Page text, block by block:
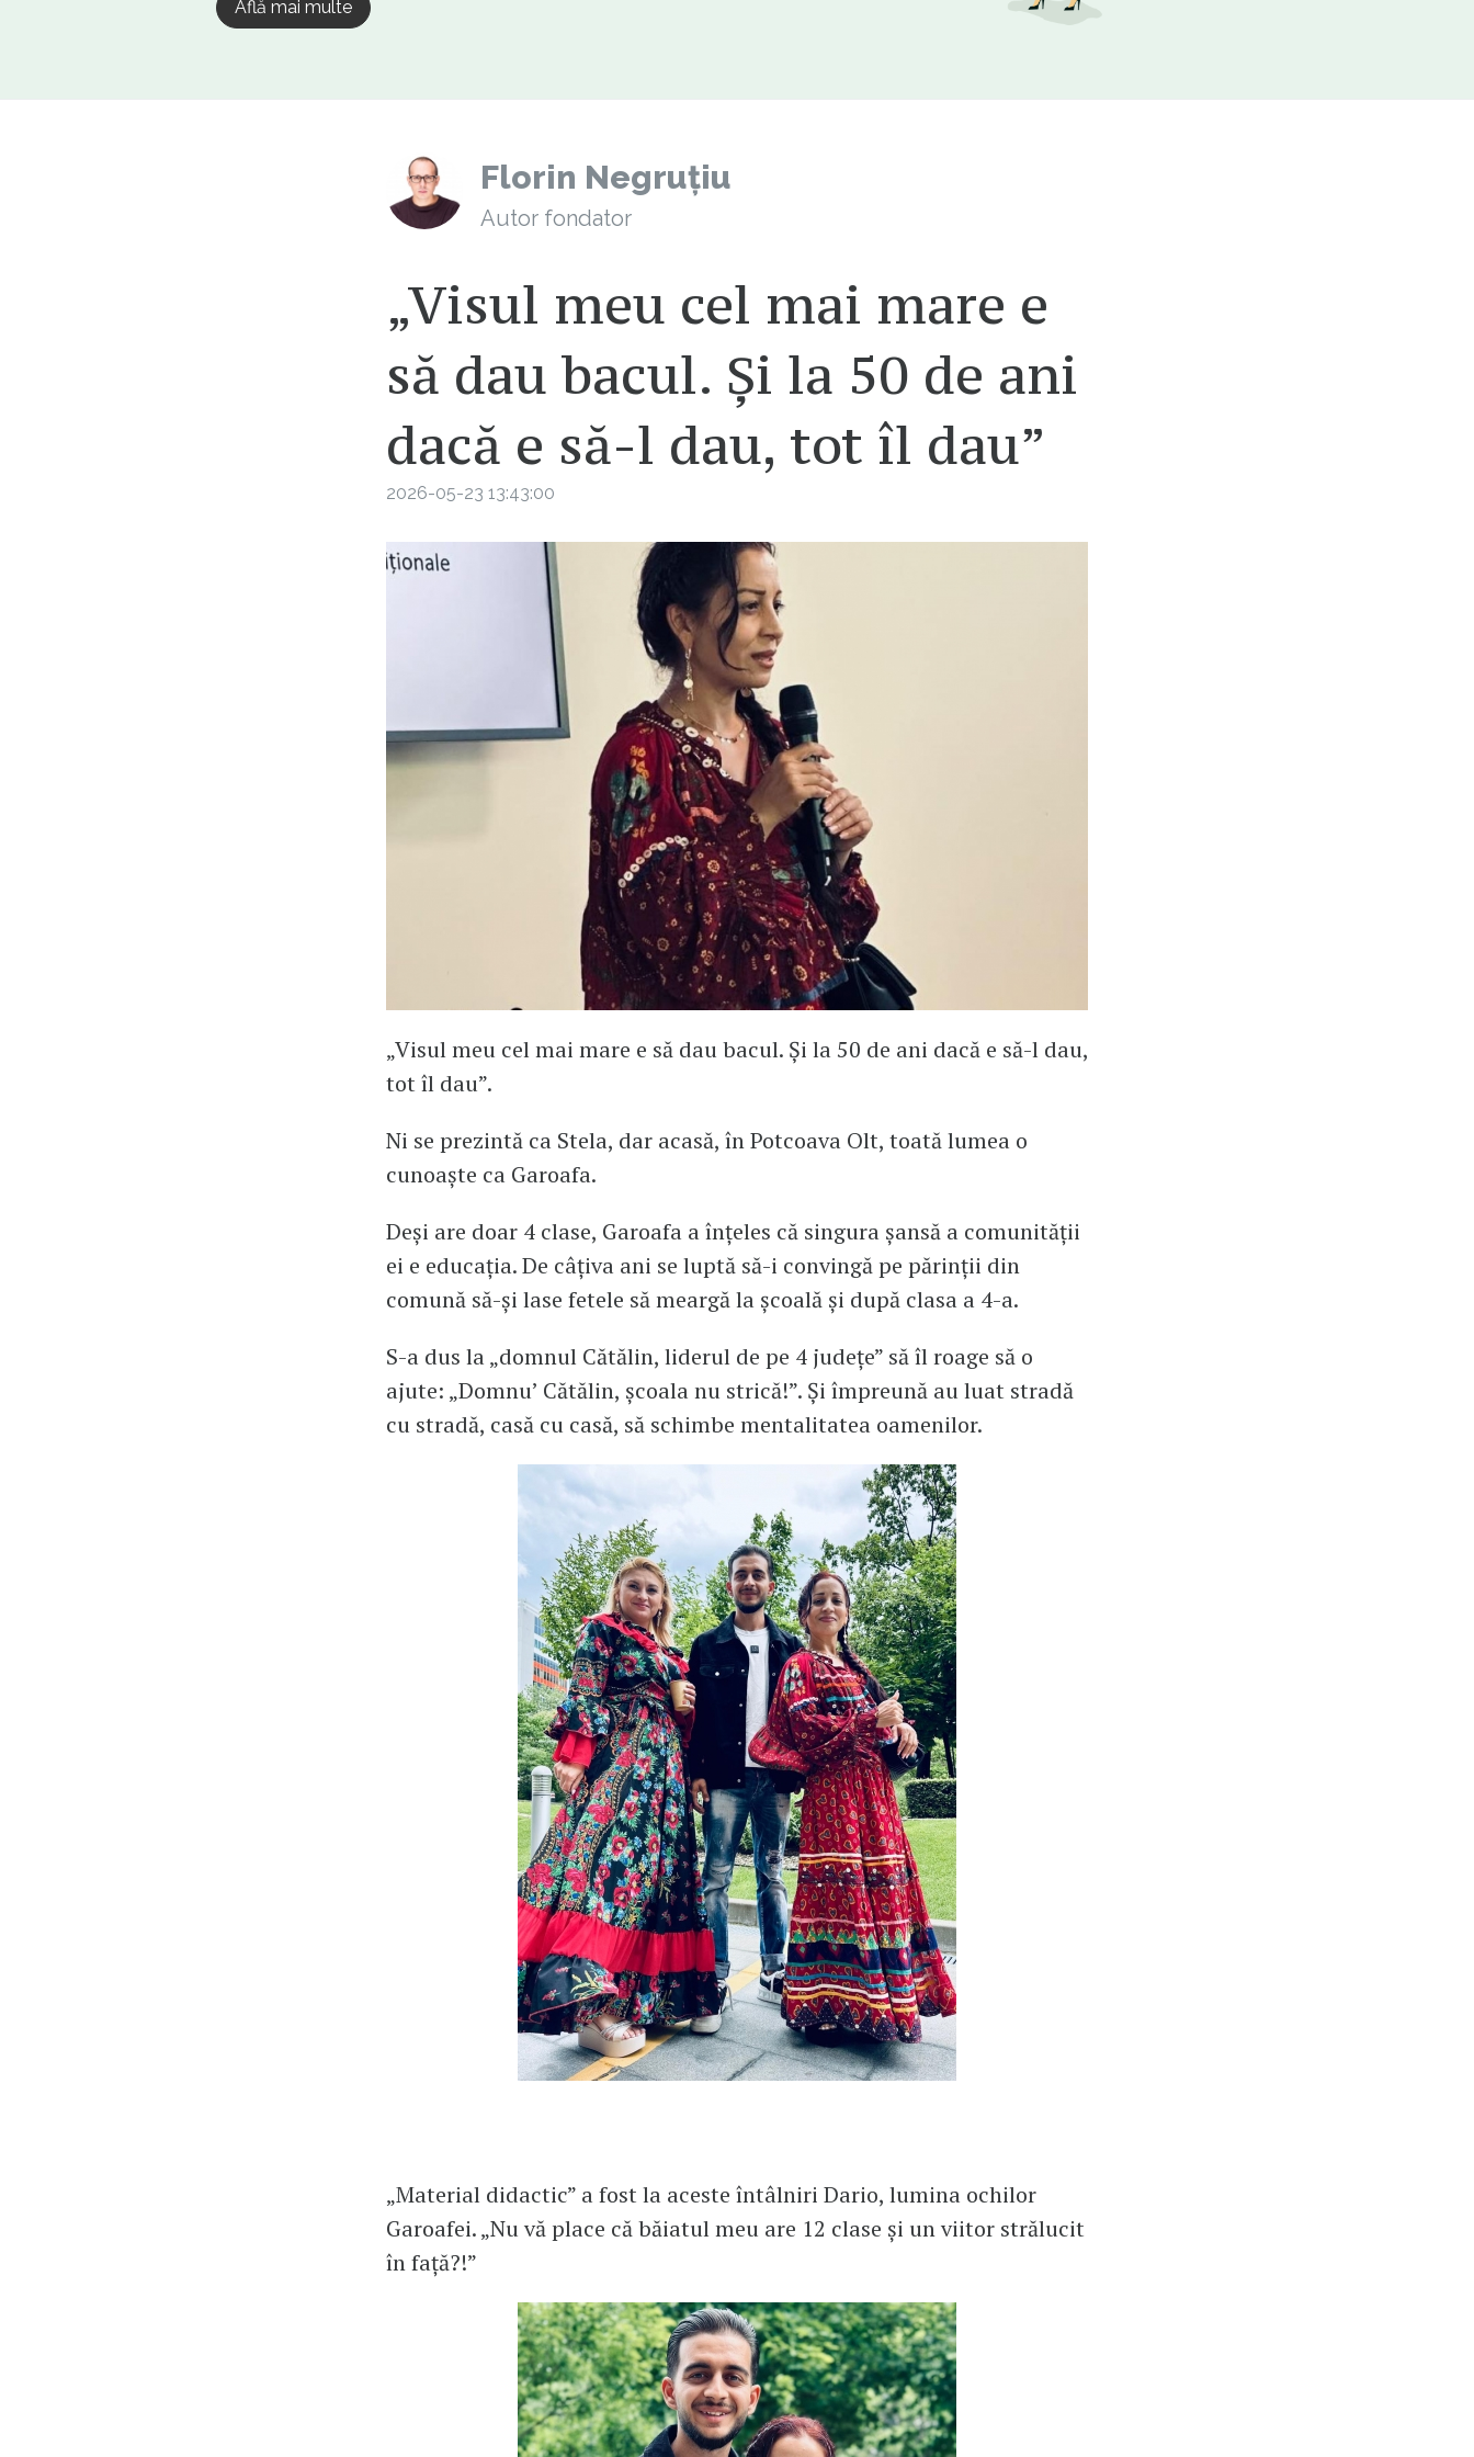
Află mai multe
Florin Negruțiu
Autor fondator
„Visul meu cel mai mare e
să dau bacul. Și la 50 de ani
dacă e să-l dau, tot îl dau”
2026-05-23 13:43:00
„Visul meu cel mai mare e să dau bacul. Și la 50 de ani dacă e să-l dau,
tot îl dau”.
Ni se prezintă ca Stela, dar acasă, în Potcoava Olt, toată lumea o
cunoaște ca Garoafa.
Deși are doar 4 clase, Garoafa a înțeles că singura șansă a comunității
ei e educația. De câțiva ani se luptă să-i convingă pe părinții din
comună să-și lase fetele să meargă la școală și după clasa a 4-a.
S-a dus la „domnul Cătălin, liderul de pe 4 județe” să îl roage să o
ajute: „Domnu’ Cătălin, școala nu strică!”. Şi împreună au luat stradă
cu stradă, casă cu casă, să schimbe mentalitatea oamenilor.
„Material didactic” a fost la aceste întâlniri Dario, lumina ochilor
Garoafei. „Nu vă place că băiatul meu are 12 clase și un viitor strălucit
în față?!”